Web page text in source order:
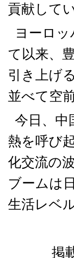
貢献して
ヨーロ
て以来、
引き上げ
並べて空
今日、中
熱を呼び
化交流の
ブームは
生活レベ
掲